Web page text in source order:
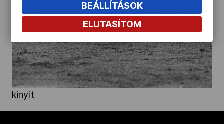
kinyit
BEÁLLÍTÁSOK
ELUTASÍTOM